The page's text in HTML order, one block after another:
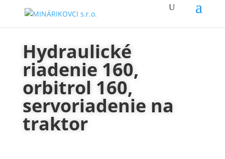
Hydraulické
riadenie 160,
orbitrol 160,
servoriadenie na
traktor